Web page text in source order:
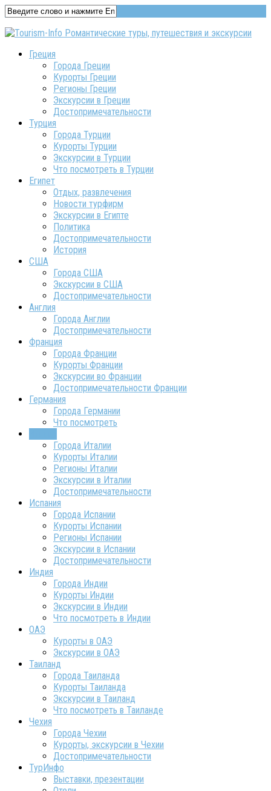
Греция
Города Греции
Курорты Греции
Регионы Греции
Экскурсии в Греции
Достопримечательности
Турция
Города Турции
Курорты Турции
Экскурсии в Турции
Что посмотреть в Турции
Египет
Отдых, развлечения
Новости турфирм
Экскурсии в Египте
Политика
Достопримечательности
История
США
Города США
Экскурсии в США
Достопримечательности
Англия
Города Англии
Достопримечательности
Франция
Города Франции
Курорты Франции
Экскурсии во Франции
Достопримечательности Франции
Германия
Города Германии
Что посмотреть
Города Италии
Курорты Италии
Регионы Италии
Экскурсии в Италии
Достопримечательности
Испания
Города Испании
Курорты Испании
Регионы Испании
Экскурсии в Испании
Достопримечательности
Индия
Города Индии
Курорты Индии
Экскурсии в Индии
Что посмотреть в Индии
ОАЭ
Курорты в ОАЭ
Экскурсии в ОАЭ
Таиланд
Города Таиланда
Курорты Таиланда
Экскурсии в Таиланд
Что посмотреть в Таиланде
Чехия
Города Чехии
Курорты, экскурсии в Чехии
Достопримечательности
ТурИнфо
Выставки, презентации